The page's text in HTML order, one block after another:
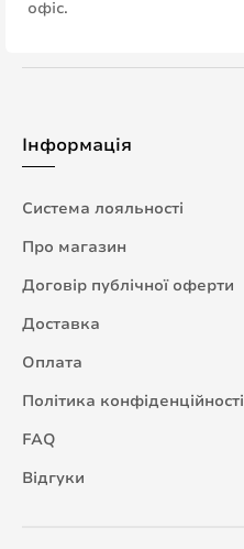
офіс.
Інформація
Система лояльності
Про магазин
Договір публічної оферти
Доставка
Оплата
Політика конфіденційності
FAQ
Відгуки